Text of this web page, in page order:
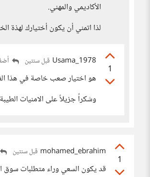
الأكاديمي والمهني.
لذا اتمني أن يكون أختيارك
1
Usama_1978 قبل سنتين
هو اختيار صعب خاصة في هذا
وشكراً جزيلاً على الامنيات
1
mohamed_ebrahim قبل سنتين
قد يكون السعي وراء متطلبات سوق